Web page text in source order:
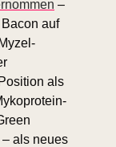
–
auf
als
als neues